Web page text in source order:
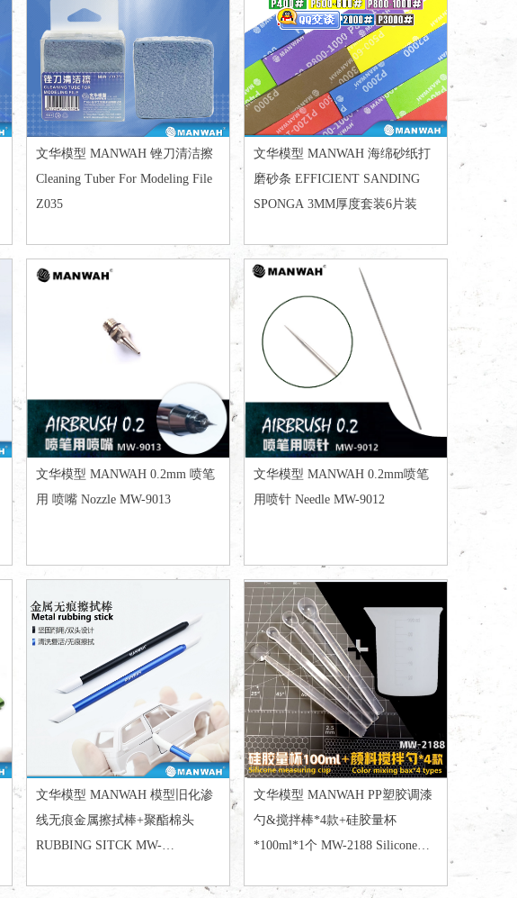
文华模型 MANWAH 锉刀清洁擦
Cleaning Tuber For Modeling File
Z035
文华模型 MANWAH 海绵砂纸打
磨砂条 EFFICIENT SANDING
SPONGA 3MM厚度套装6片装
文华模型 MANWAH 0.2mm 喷笔
用 喷嘴 Nozzle MW-9013
文华模型 MANWAH 0.2mm喷笔
用喷针 Needle MW-9012
文华模型 MANWAH 模型旧化渗
线无痕金属擦拭棒+聚酯棉头
RUBBING SITCK MW-
文华模型 MANWAH PP塑胶调漆
勺&搅拌棒*4款+硅胶量杯
*100ml*1个 MW-2188 Silicone